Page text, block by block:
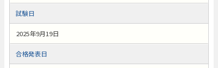
試験日
2025年9月19日
合格発表日